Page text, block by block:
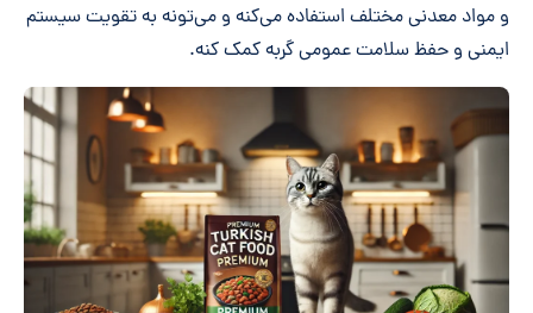
و مواد معدنی مختلف استفاده می‌کنه و می‌تونه به تقویت سیستم
ایمنی و حفظ سلامت عمومی گربه کمک کنه.